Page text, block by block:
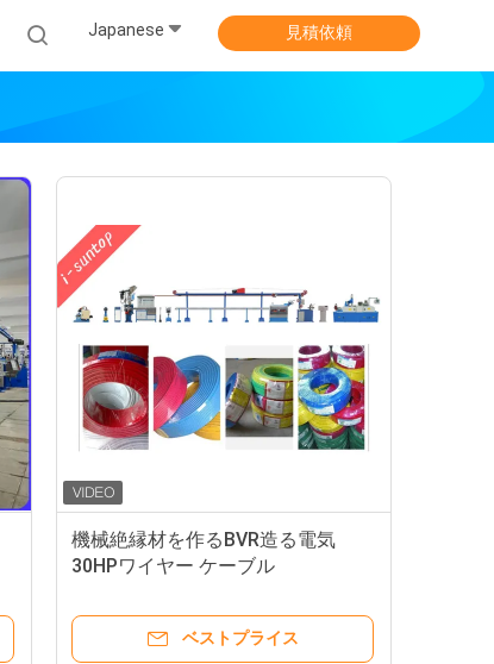
Japanese 見積依頼
機械絶縁材を作るBVR造る電気
30HPワイヤー ケーブル
ベストプライス